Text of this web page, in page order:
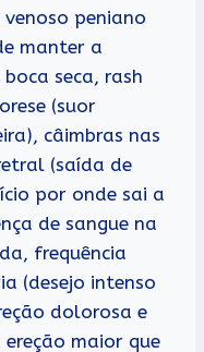
peniano
manter a
seca, rash
(suor
câimbras nas
(saída de
por onde sai a
de sangue na
frequência
(desejo intenso
dolorosa e
maior que